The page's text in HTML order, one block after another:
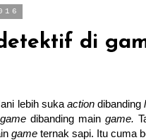
di
lebih suka actiondibanding
game dibanding main game.
game ternak sapi. Itu cuma